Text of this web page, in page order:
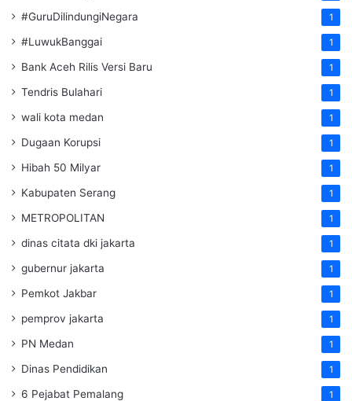
#GuruDilindungiNegara 1
#LuwukBanggai 1
Bank Aceh Rilis Versi Baru 1
Tendris Bulahari 1
wali kota medan 1
Dugaan Korupsi 1
Hibah 50 Milyar 1
Kabupaten Serang 1
METROPOLITAN 1
dinas citata dki jakarta 1
gubernur jakarta 1
Pemkot Jakbar 1
pemprov jakarta 1
PN Medan 1
Dinas Pendidikan 1
6 Pejabat Pemalang 1